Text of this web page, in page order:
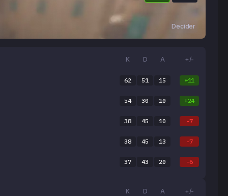
Decider
K D A +/-
62 51 15 +11
54 30 10 +24
38 45 10 -7
38 45 13 -7
37 43 20 -6
K D A +/-